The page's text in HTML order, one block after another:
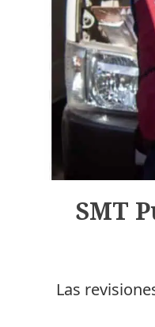
SMT
Las